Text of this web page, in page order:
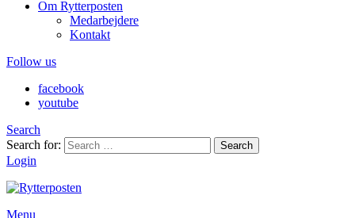
Om Rytterposten
Medarbejdere
Kontakt
Follow us
facebook
youtube
Search
Search for:
Search
Login
Menu